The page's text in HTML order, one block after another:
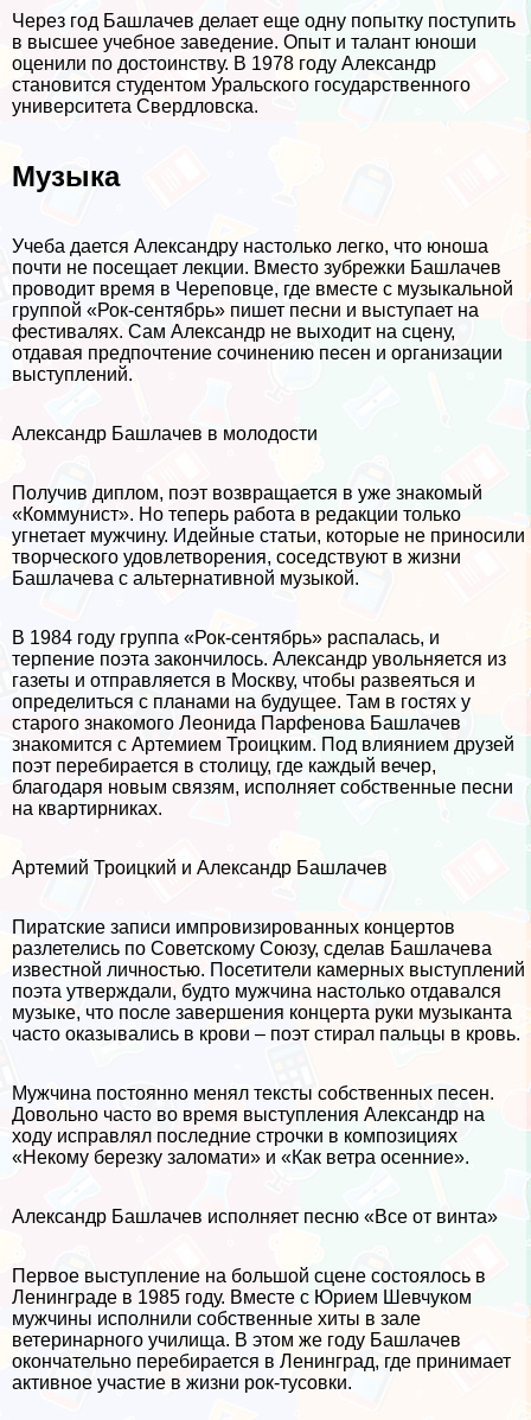
Через год Башлачев делает еще одну попытку поступить
в высшее учебное заведение. Опыт и талант юноши
оценили по достоинству. В 1978 году Александр
становится студентом Уральского государственного
университета Свердловска.
Музыка
Учеба дается Александру настолько легко, что юноша
почти не посещает лекции. Вместо зубрежки Башлачев
проводит время в Череповце, где вместе с музыкальной
группой «Рок-сентябрь» пишет песни и выступает на
фестивалях. Сам Александр не выходит на сцену,
отдавая предпочтение сочинению песен и организации
выступлений.
Александр Башлачев в молодости
Получив диплом, поэт возвращается в уже знакомый
«Коммунист». Но теперь работа в редакции только
угнетает мужчину. Идейные статьи, которые не приносили
творческого удовлетворения, соседствуют в жизни
Башлачева с альтернативной музыкой.
В 1984 году группа «Рок-сентябрь» распалась, и
терпение поэта закончилось. Александр увольняется из
газеты и отправляется в Москву, чтобы развеяться и
определиться с планами на будущее. Там в гостях у
старого знакомого Леонида Парфенова Башлачев
знакомится с Артемием Троицким. Под влиянием друзей
поэт перебирается в столицу, где каждый вечер,
благодаря новым связям, исполняет собственные песни
на квартирниках.
Артемий Троицкий и Александр Башлачев
Пиратские записи импровизированных концертов
разлетелись по Советскому Союзу, сделав Башлачева
известной личностью. Посетители камерных выступлений
поэта утверждали, будто мужчина настолько отдавался
музыке, что после завершения концерта руки музыканта
часто оказывались в крови – поэт стирал пальцы в кровь.
Мужчина постоянно менял тексты собственных песен.
Довольно часто во время выступления Александр на
ходу исправлял последние строчки в композициях
«Некому березку заломати» и «Как ветра осенние».
Александр Башлачев исполняет песню «Все от винта»
Первое выступление на большой сцене состоялось в
Ленинграде в 1985 году. Вместе с Юрием Шевчуком
мужчины исполнили собственные хиты в зале
ветеринарного училища. В этом же году Башлачев
окончательно перебирается в Ленинград, где принимает
активное участие в жизни рок-тусовки.